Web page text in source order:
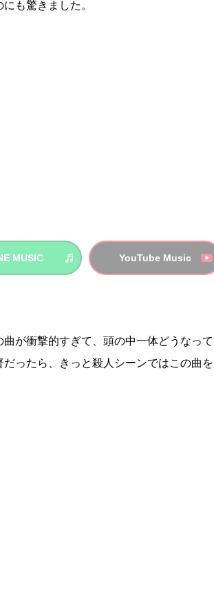
も驚きました。
MUSIC YouTube Music
曲が衝撃的すぎて、頭の中一体どうなって
ったら、きっと殺人シーンではこの曲を